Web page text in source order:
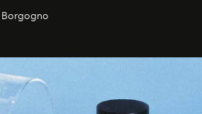
du quotidien.
Borgogno